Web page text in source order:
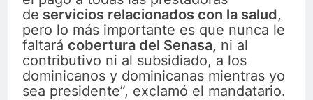
de servicios relacionados con la salud,
pero lo más importante es que nunca le
faltará cobertura del Senasa, ni al
contributivo ni al subsidiado, a los
dominicanos y dominicanas mientras yo
sea presidente”, exclamó el mandatario.